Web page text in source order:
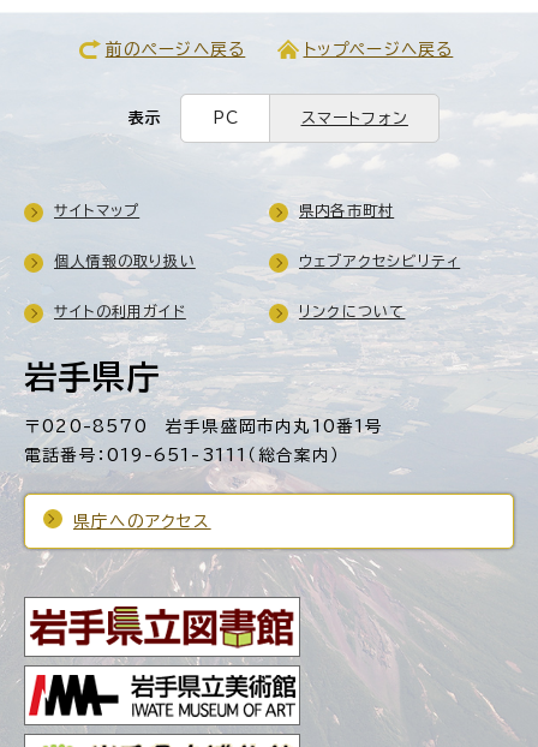
前のページへ戻る トップページへ戻る
表示 PC スマートフォン
岩手県庁
〒020-8570 岩手県盛岡市内丸10番1号
電話番号：019-651-3111（総合案内）
県庁へのアクセス
サイトマップ 県内各市町村
個人情報の取り扱い ウェブアクセシビリティ
サイトの利用ガイド リンクについて